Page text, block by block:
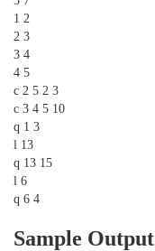
1 2
2 3
3 4
4 5
c 2 5 2 3
c 3 4 5 10
q 1 3
l 13
q 13 15
l 6
q 6 4
Sample Output